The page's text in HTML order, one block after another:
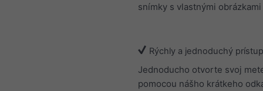
snímky s vlastnými
Rýchly a jednoduchý prístup
Jednoducho otvorte svoj
pomocou nášho krátkeho